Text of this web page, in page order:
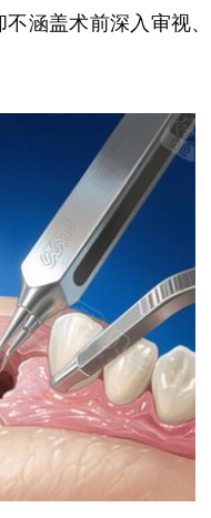
涵盖术前深入审视